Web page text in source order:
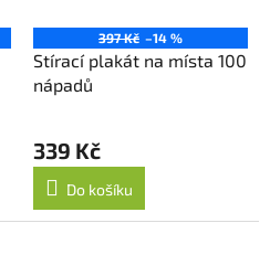
397 Kč –14 %
Stírací plakát na místa 100
nápadů
339 Kč
Do košíku